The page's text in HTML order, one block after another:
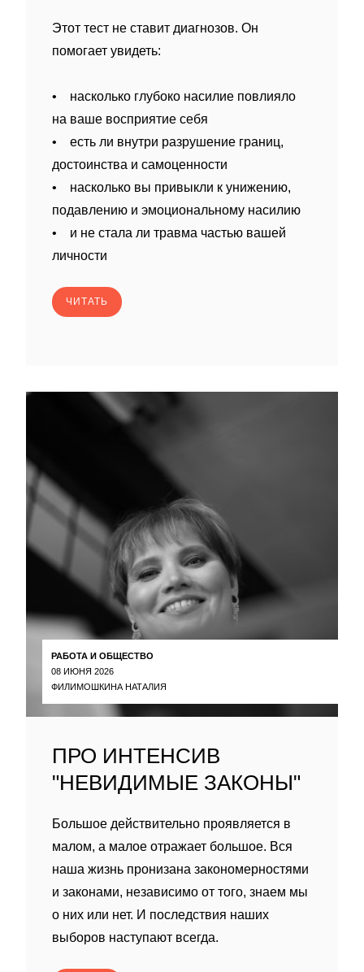
Этот тест не ставит диагнозов. Он
помогает увидеть:
• насколько глубоко насилие повлияло
на ваше восприятие себя
• есть ли внутри разрушение границ,
достоинства и самоценности
• насколько вы привыкли к унижению,
подавлению и эмоциональному насилию
• и не стала ли травма частью вашей
личности
ЧИТАТЬ
РАБОТА И ОБЩЕСТВО
08 ИЮНЯ 2026
ФИЛИМОШКИНА НАТАЛИЯ
ПРО ИНТЕНСИВ
"НЕВИДИМЫЕ ЗАКОНЫ"
Большое действительно проявляется в
малом, а малое отражает большое. Вся
наша жизнь пронизана закономерностями
и законами, независимо от того, знаем мы
о них или нет. И последствия наших
выборов наступают всегда.